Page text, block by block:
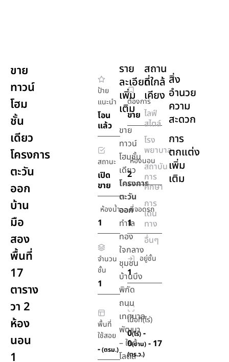
ขาย
ทาวน์
โฮม
ชั้น
เดียว
โครงการ
ตะวัน
ออก
บ้าน
มือ
สอง
พื้นที่
17
ตาราง
วา 2
ห้อง
นอน
1
ป้าย
แนะนำ
โอน
แล้ว
ต้องการ
ขาย
สถานะ
เปิด
ขาย
ห้องนอน
2
ห้องน้ำ
1
ที่จอดรถ
1
จำนวน
ชั้น
1
อยู่ชั้น
1
พื้นที่
ใช้สอย
-(ตรม.)
เนื้อที่(ไร่)
0(ไร่) -
0(งาน) - 17
(ตร.ว.)
ราย
ละเอียด
เพิ่ม
เติม
ขาย
ทาวน์
โฮมชั้น
เดียว
โครงการ
ตะวัน
ออก
ทำเล
ทอง
ใจกลาง
ชุมชน
บ้านบึง
พิกัด
ถนน
เทศบาล
พัฒนา
– ใกล้
โลตัส
สถาน
ที่ใกล้
เคียง
ไลฟ์
สไตล์
โรง
พยาบาล
สถาบัน
การ
ศึกษา
การ
เดิน
ทาง
อื่นๆ
สิ่ง
อำนวย
ความ
สะดวก
การ
ตกแต่ง
เพิ่ม
เติม